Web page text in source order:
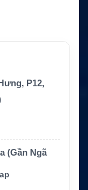
P12,
(Gần Ngã